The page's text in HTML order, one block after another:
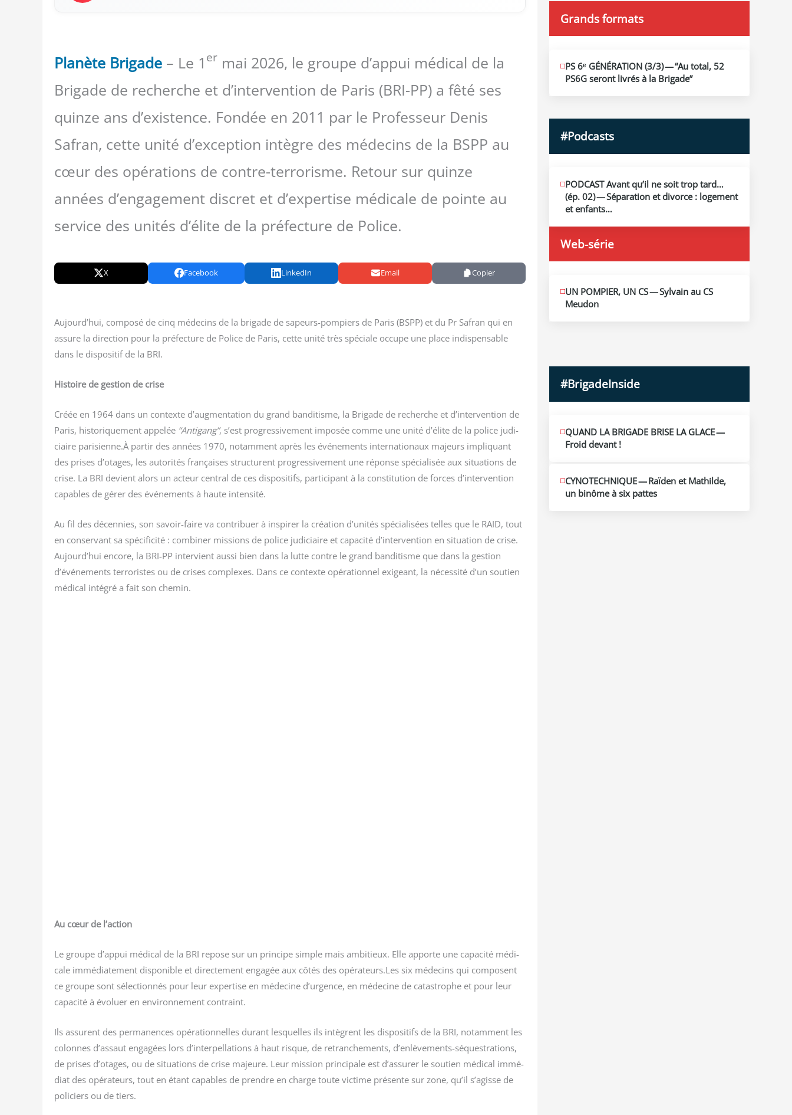
Planète Brigade – Le 1 er mai 2026, le groupe d’appui médical de la
Brigade de recherche et d’intervention de Paris (BRI-PP) a fêté ses
quinze ans d’existence. Fondée en 2011 par le Professeur Denis
Safran, cette unité d’exception intègre des médecins de la BSPP au
cœur des opérations de contre-terrorisme. Retour sur quinze
années d’engagement discret et d’expertise médicale de pointe au
service des unités d’élite de la préfecture de Police.
X Facebook LinkedIn Email Copier
Aujourd’­hui, com­po­sé de cinq méde­cins de la bri­gade de sapeurs-pom­piers de Paris (BSPP) et du Pr Safran qui en
assure la direc­tion pour la pré­fec­ture de Police de Paris, cette uni­té très spé­ciale occupe une place indis­pen­sable
dans le dis­po­si­tif de la BRI.
His­toire de ges­tion de crise
Créée en 1964 dans un contexte d’augmentation du grand ban­di­tisme, la Bri­gade de recherche et d’intervention de
Paris, his­to­ri­que­ment appe­lée “Anti­gang”, s’est pro­gres­si­ve­ment impo­sée comme une uni­té d’élite de la police judi­
ciaire parisienne.À par­tir des années 1970, notam­ment après les évé­ne­ments inter­na­tio­naux majeurs impli­quant
des prises d’otages, les auto­ri­tés fran­çaises struc­turent pro­gres­si­ve­ment une réponse spé­cia­li­sée aux situa­tions de
crise. La BRI devient alors un acteur cen­tral de ces dis­po­si­tifs, par­ti­ci­pant à la consti­tu­tion de forces d’intervention
capables de gérer des évé­ne­ments à haute intensité.
Au fil des décen­nies, son savoir-faire va contri­buer à ins­pi­rer la créa­tion d’unités spé­cia­li­sées telles que le RAID, tout
en conser­vant sa spé­ci­fi­ci­té : com­bi­ner mis­sions de police judi­ciaire et capa­ci­té d’intervention en situa­tion de crise.
Aujourd’hui encore, la BRI-PP inter­vient aus­si bien dans la lutte contre le grand ban­di­tisme que dans la ges­tion
d’événements ter­ro­ristes ou de crises com­plexes. Dans ce contexte opé­ra­tion­nel exi­geant, la néces­si­té d’un sou­tien
médi­cal inté­gré a fait son chemin.
Au cœur de l’action
Le groupe d’appui médi­cal de la BRI repose sur un prin­cipe simple mais ambi­tieux. Elle apporte une capa­ci­té médi­
cale immé­dia­te­ment dis­po­nible et direc­te­ment enga­gée aux côtés des opérateurs.Les six méde­cins qui com­posent
ce groupe sont sélec­tion­nés pour leur exper­tise en méde­cine d’urgence, en méde­cine de catas­trophe et pour leur
capa­ci­té à évo­luer en envi­ron­ne­ment contraint.
Ils assurent des per­ma­nences opé­ra­tion­nelles durant les­quelles ils intègrent les dis­po­si­tifs de la BRI, notam­ment les
colonnes d’assaut enga­gées lors d’interpellations à haut risque, de retran­che­ments, d’enlèvements-séquestrations,
de prises d’otages, ou de situa­tions de crise majeure. Leur mis­sion prin­ci­pale est d’assurer le sou­tien médi­cal immé­
diat des opé­ra­teurs, tout en étant capables de prendre en charge toute vic­time pré­sente sur zone, qu’il s’agisse de
poli­ciers ou de tiers.
Grands formats
JUIN
19
2026
PS 6ᵉ GÉNÉRATION (3/​3) — “Au total, 52
PS6G seront livrés à la Brigade”
#Podcasts
MAI
13
2026
PODCAST Avant qu’il ne soit trop tard…
(ép. 02) — Séparation et divorce : logement
et enfants…
Web-série
MAI
10
2026
UN POMPIER, UN CS — Sylvain au CS
Meudon
#BrigadeInside
QUAND LA BRIGADE BRISE LA GLACE —
Froid devant !
CYNOTECHNIQUE — Raïden et Mathilde,
un binôme à six pattes